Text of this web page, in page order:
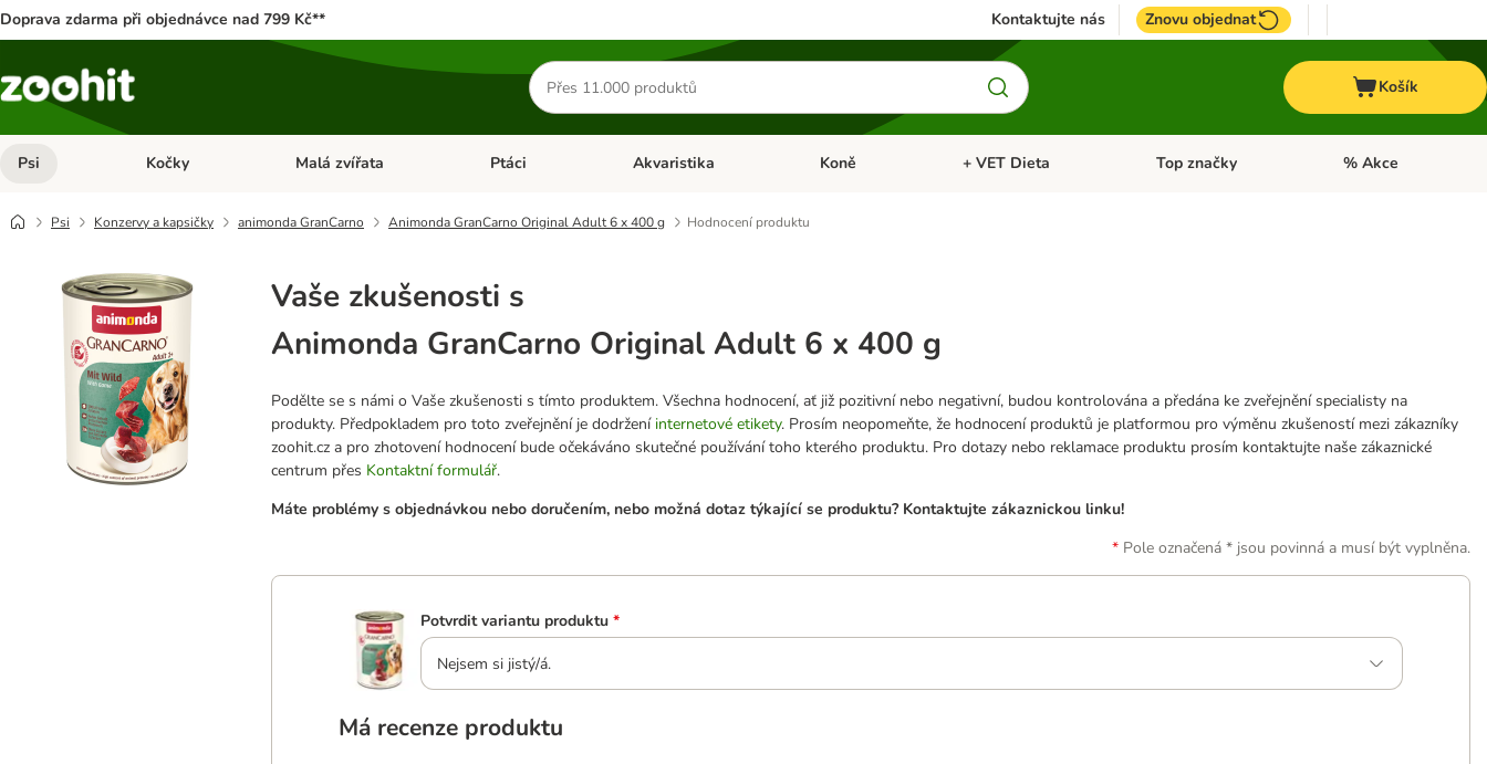
Doprava zdarma při objednávce nad 799 Kč** Kontaktujte nás Znovu objednat
Hledat
produkty
Košík
Psi Otevřít menu: Psi
Kočky Otevřít menu: Kočky
Malá zvířata Otevřít menu: Malá zvířata
Ptáci Otevřít menu: Ptáci
Akvaristika Otevřít menu: Akvaristika
Koně Otevřít menu: Koně
+ VET Dieta Otevřít menu: + VET Dieta
Top značky Otevřít menu: Top
% Akce
Psi Konzervy a kapsičky animonda GranCarno Animonda GranCarno Original Adult 6 x 400 g Hodnocení produktu
Vaše zkušenosti s
Animonda GranCarno Original Adult 6 x 400 g
Podělte se s námi o Vaše zkušenosti s tímto produktem. Všechna hodnocení, ať již pozitivní nebo negativní, budou kontrolována a předána ke zveřejnění specialisty na
produkty. Předpokladem pro toto zveřejnění je dodržení internetové etikety. Prosím neopomeňte, že hodnocení produktů je platformou pro výměnu zkušeností mezi zákazníky
zoohit.cz a pro zhotovení hodnocení bude očekáváno skutečné používání toho kterého produktu. Pro dotazy nebo reklamace produktu prosím kontaktujte naše zákaznické
centrum přes Kontaktní formulář.
Máte problémy s objednávkou nebo doručením, nebo možná dotaz týkající se produktu? Kontaktujte zákaznickou linku!
Pole označená * jsou povinná a musí být vyplněna.
Potvrdit variantu produktu *
Nejsem si jistý/á.
Má recenze produktu